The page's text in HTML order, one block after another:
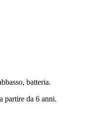
batteria.
da 6 anni.